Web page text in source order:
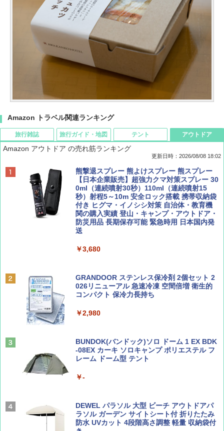
Amazon トラベル関連ランキング
旅行雑誌
BE-PAL(ビ-パル) 2026年 9 月号【特別付録:
SOTO ミニマル"旅"財布 ランダム2種】
￥1,500
ディズニーファン ２０２６年 ９月号 [雑
山と溪谷 2026年8月号「南アルプス大全」
￥1,540
Coyote No.89 特集 星野道夫 夢見る旅
￥1,540
AIRLINE（エアライン）2026年9月号【特
旅行ガイド・地図
D40 地球の歩き方 チェンマイ タイ北部の魅
力的な町 2026～2027 地球の歩き方D アジア
￥2,079
地球の歩き方 スター・ウォーズ
￥2,695
A09 地球の歩き方 イタリア 2026～2027 地
A26 地球の歩き方 チェコ ポーランド スロヴ
パ
新しい日本地理 地図・統計・移動から読み
テント
[キャンパーズコレクション 山善] ポップアッ
プテント 傘みたいに広げて畳める パッとサ
ッとサンシェード キューブ フルクローズ メ
ッシュ 簡単設置 ワンタッチテント キャンプ
&ハイキング カーキ PATC-150(KH)
￥6,830
PYKES PEAK (パイクスピーク) 着替えテン
ーチ ピクニック ポップアップテント 携帯 簡
易 トイレテント (グレー)
テント ワンタッチ RENEW 幅200 2-3人用 43
500002(88859)
広げるだけ パッとサッとテント ブラックコ
ーティング フルクローズ メッシュ 3-4人用
簡単設置 ポップアップテント エクルベージ
アウトドア
Amazon アウトドア の売れ筋ランキング
更新日時：2026/08/08 18:02
熊撃退スプレー 熊よけスプレー 熊スプレー
【日本企業販売】超強力クマ対策スプレー 30
0ml（連続噴射30秒）110ml（連続噴射15
秒）射程5～10m 安全ロック搭載 携帯収納袋
付き ヒグマ・イノシシ対策 自治体・教育機
関の購入実績 登山・キャンプ・アウトドア・
防災用品 長期保存可能 緊急時用 日本国内発
送
￥3,680
GRANDOOR ステンレス保冷剤 2個セット 2
026リニューアル 急速冷凍 空間倍増 衛生的
コンパクト 保冷力長持ち
￥2,980
BUNDOK(バンドック)ソロ ドーム 1 EX BDK
-08EX カーキ ソロキャンプ ポリエステル フ
レーム ドーム型 テント
￥-
DEWEL パラソル 大型 ビーチ アウトドアパ
ラソル ガーデン サイトシート付 折りたたみ
防水 UVカット 4段階高さ調整 軽量 収納袋付